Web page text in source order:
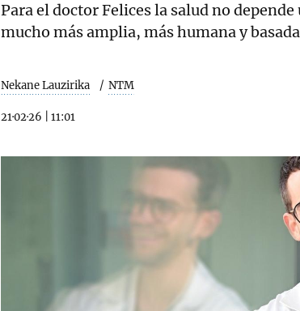
Para el doctor Felices la salud no
mucho más amplia, más humana y
Nekane Lauzirika NTM
21·02·26 11:01